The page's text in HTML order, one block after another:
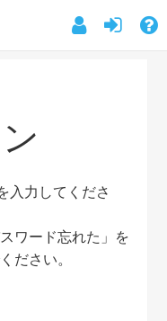
入力してくださ
ワード忘れた」を
ださい。